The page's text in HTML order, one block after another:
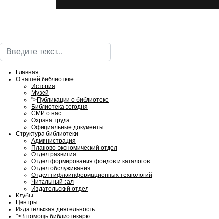
Поиск
Главная
О нашей библиотеке
История
Музей
">Публикации о библиотеке
Библиотека сегодня
СМИ о нас
Охрана труда
Официальные документы
Структура библиотеки
Администрация
Планово-экономический отдел
Отдел развития
Отдел формирования фондов и каталогов
Отдел обслуживания
Отдел тифлоинформационных технологий
Читальный зал
Издательский отдел
Клубы
Центры
Издательская деятельность
">В помощь библиотекарю